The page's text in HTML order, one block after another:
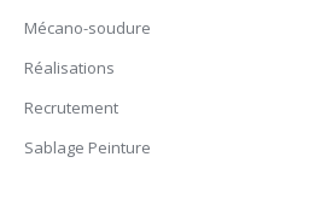
Mécano-soudure
Réalisations
Recrutement
Sablage Peinture